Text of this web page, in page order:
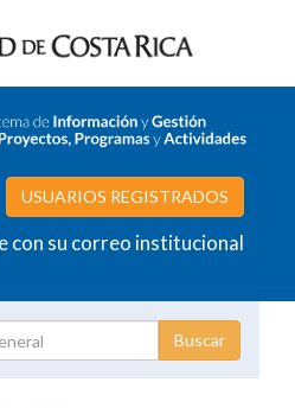
USUARIOS REGISTRADOS
con su correo institucional